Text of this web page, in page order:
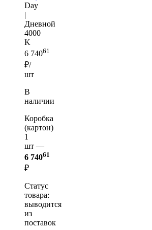
Day
|
Дневной
4000
K
6 74061
₽/
шт
В
наличии
Коробка
(картон)
1
шт —
6 74061
₽
Статус
товара:
выводится
из
поставок